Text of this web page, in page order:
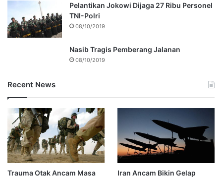
Pelantikan Jokowi Dijaga 27 Ribu Personel
TNI-Polri
08/10/2019
Nasib Tragis Pemberang Jalanan
08/10/2019
Recent News
Trauma Otak Ancam Masa
Iran Ancam Bikin Gelap